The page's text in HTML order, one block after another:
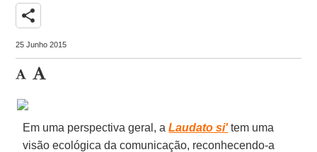
share
25 Junho 2015
Em uma perspectiva geral, aLaudato si' tem uma
visão ecológica da comunicação, reconhecendo-a